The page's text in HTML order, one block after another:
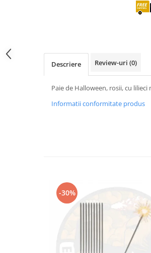
Descriere Review-uri (0)
Paie de Halloween, rosii, cu
Informatii conformitate produs
-30%